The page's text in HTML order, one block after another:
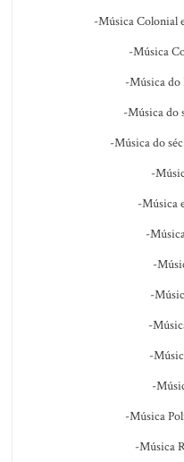
-Música Colonial
-Música
-Música do
-Música do
-Música do
-
-Música
-
-
-
-
-
-
-Música
-Música